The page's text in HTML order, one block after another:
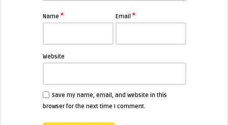
Name * Email*
Website
Save my name, email, and website in this
browser for the next time I comment.